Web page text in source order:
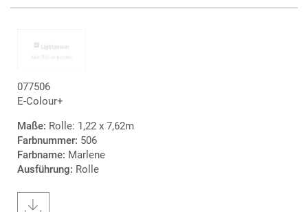
077506
E-Colour+
Maße: Rolle: 1,22 x 7,62m
Farbnummer: 506
Farbname: Marlene
Ausführung: Rolle